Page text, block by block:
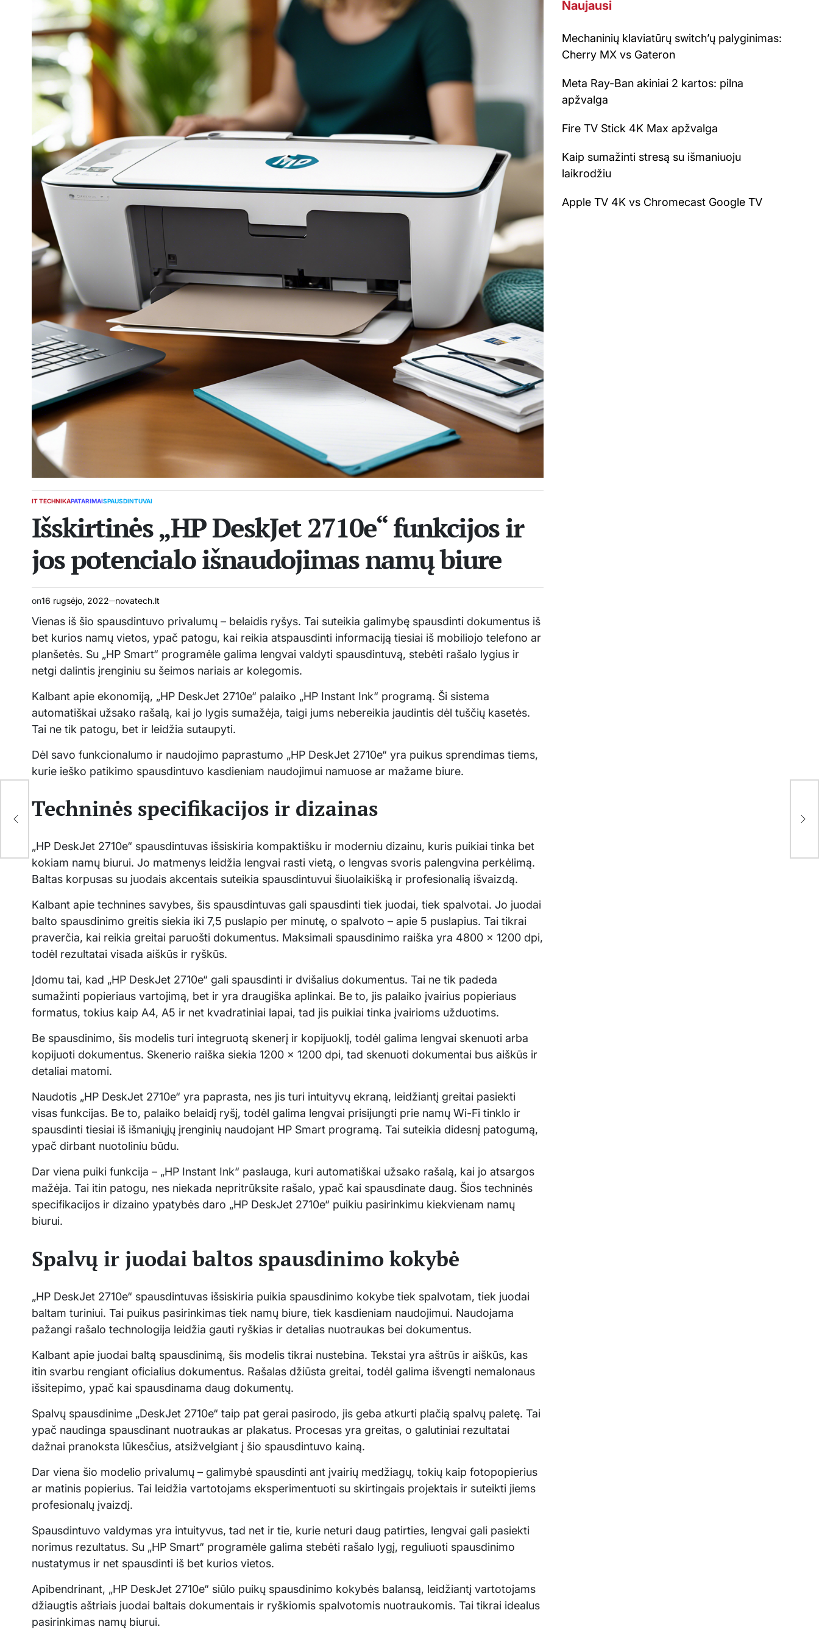
POSTED
IT TECHNIKAPATARIMAISPAUSDINTUVAI
Išskirtinės „HP DeskJet 2710e“ funkcijos ir
jos potencialo išnaudojimas namų biure
on16 rugsėjo, 2022 novatech.lt
Vienas iš šio spausdintuvo privalumų – belaidis ryšys. Tai suteikia galimybę spausdinti dokumentus iš
bet kurios namų vietos, ypač patogu, kai reikia atspausdinti informaciją tiesiai iš mobiliojo telefono ar
planšetės. Su „HP Smart“ programėle galima lengvai valdyti spausdintuvą, stebėti rašalo lygius ir
netgi dalintis įrenginiu su šeimos nariais ar kolegomis.
Kalbant apie ekonomiją, „HP DeskJet 2710e“ palaiko „HP Instant Ink“ programą. Ši sistema
automatiškai užsako rašalą, kai jo lygis sumažėja, taigi jums nebereikia jaudintis dėl tuščių kasetės.
Tai ne tik patogu, bet ir leidžia sutaupyti.
Dėl savo funkcionalumo ir naudojimo paprastumo „HP DeskJet 2710e“ yra puikus sprendimas tiems,
kurie ieško patikimo spausdintuvo kasdieniam naudojimui namuose ar mažame biure.
Techninės specifikacijos ir dizainas
„HP DeskJet 2710e“ spausdintuvas išsiskiria kompaktišku ir moderniu dizainu, kuris puikiai tinka bet
kokiam namų biurui. Jo matmenys leidžia lengvai rasti vietą, o lengvas svoris palengvina perkėlimą.
Baltas korpusas su juodais akcentais suteikia spausdintuvui šiuolaikišką ir profesionalią išvaizdą.
Kalbant apie technines savybes, šis spausdintuvas gali spausdinti tiek juodai, tiek spalvotai. Jo juodai
balto spausdinimo greitis siekia iki 7,5 puslapio per minutę, o spalvoto – apie 5 puslapius. Tai tikrai
praverčia, kai reikia greitai paruošti dokumentus. Maksimali spausdinimo raiška yra 4800 x 1200 dpi,
todėl rezultatai visada aiškūs ir ryškūs.
Įdomu tai, kad „HP DeskJet 2710e“ gali spausdinti ir dvišalius dokumentus. Tai ne tik padeda
sumažinti popieriaus vartojimą, bet ir yra draugiška aplinkai. Be to, jis palaiko įvairius popieriaus
formatus, tokius kaip A4, A5 ir net kvadratiniai lapai, tad jis puikiai tinka įvairioms užduotims.
Be spausdinimo, šis modelis turi integruotą skenerį ir kopijuoklį, todėl galima lengvai skenuoti arba
kopijuoti dokumentus. Skenerio raiška siekia 1200 x 1200 dpi, tad skenuoti dokumentai bus aiškūs ir
detaliai matomi.
Naudotis „HP DeskJet 2710e“ yra paprasta, nes jis turi intuityvų ekraną, leidžiantį greitai pasiekti
visas funkcijas. Be to, palaiko belaidį ryšį, todėl galima lengvai prisijungti prie namų Wi-Fi tinklo ir
spausdinti tiesiai iš išmaniųjų įrenginių naudojant HP Smart programą. Tai suteikia didesnį patogumą,
ypač dirbant nuotoliniu būdu.
Dar viena puiki funkcija – „HP Instant Ink“ paslauga, kuri automatiškai užsako rašalą, kai jo atsargos
mažėja. Tai itin patogu, nes niekada nepritrūksite rašalo, ypač kai spausdinate daug. Šios techninės
specifikacijos ir dizaino ypatybės daro „HP DeskJet 2710e“ puikiu pasirinkimu kiekvienam namų
biurui.
Spalvų ir juodai baltos spausdinimo kokybė
„HP DeskJet 2710e“ spausdintuvas išsiskiria puikia spausdinimo kokybe tiek spalvotam, tiek juodai
baltam turiniui. Tai puikus pasirinkimas tiek namų biure, tiek kasdieniam naudojimui. Naudojama
pažangi rašalo technologija leidžia gauti ryškias ir detalias nuotraukas bei dokumentus.
Kalbant apie juodai baltą spausdinimą, šis modelis tikrai nustebina. Tekstai yra aštrūs ir aiškūs, kas
itin svarbu rengiant oficialius dokumentus. Rašalas džiūsta greitai, todėl galima išvengti nemalonaus
išsitepimo, ypač kai spausdinama daug dokumentų.
Spalvų spausdinime „DeskJet 2710e“ taip pat gerai pasirodo, jis geba atkurti plačią spalvų paletę. Tai
ypač naudinga spausdinant nuotraukas ar plakatus. Procesas yra greitas, o galutiniai rezultatai
dažnai pranoksta lūkesčius, atsižvelgiant į šio spausdintuvo kainą.
Dar viena šio modelio privalumų – galimybė spausdinti ant įvairių medžiagų, tokių kaip fotopopierius
ar matinis popierius. Tai leidžia vartotojams eksperimentuoti su skirtingais projektais ir suteikti jiems
profesionalų įvaizdį.
Spausdintuvo valdymas yra intuityvus, tad net ir tie, kurie neturi daug patirties, lengvai gali pasiekti
norimus rezultatus. Su „HP Smart“ programėle galima stebėti rašalo lygį, reguliuoti spausdinimo
nustatymus ir net spausdinti iš bet kurios vietos.
Apibendrinant, „HP DeskJet 2710e“ siūlo puikų spausdinimo kokybės balansą, leidžiantį vartotojams
džiaugtis aštriais juodai baltais dokumentais ir ryškiomis spalvotomis nuotraukomis. Tai tikrai idealus
pasirinkimas namų biurui.
su
Naujausi
Mechaninių klaviatūrų switch’ų palyginimas:
Cherry MX vs Gateron
Meta Ray-Ban akiniai 2 kartos: pilna
apžvalga
Fire TV Stick 4K Max apžvalga
Kaip sumažinti stresą su išmaniuoju
laikrodžiu
Apple TV 4K vs Chromecast Google TV